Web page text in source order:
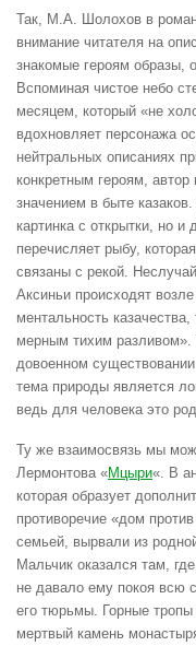
Так, М.А. Шолохов в
внимание читателя на
знакомые героям образы,
Вспоминая чистое небо
месяцем, который «не
вдохновляет персонажа
нейтральных описаниях
конкретным героям,
значением в быте
картинка с открытки, но
перечисляет рыбу,
связаны с рекой.
Аксиньи происходят
ментальность
мерным тихим
довоенном
тема природы является
ведь для человека это
Ту же взаимосвязь мы
Лермонтова «Мцыри«. В
которая образует
противоречие «дом
семьей, вырвали из
Мальчик оказался там,
не давало ему покоя всю
его тюрьмы. Горные
мертвый камень